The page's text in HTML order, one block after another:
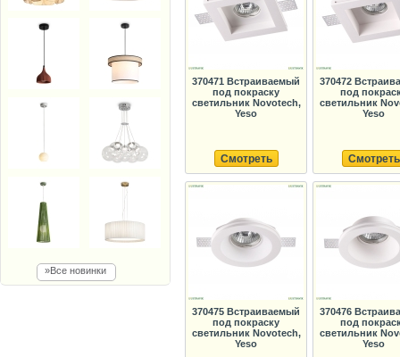
»Все новинки
370471 Встраиваемый
под покраску
светильник Novotech,
Yeso
Смотреть
370472
под
светильник
Yeso
Смотреть
370475 Встраиваемый
под покраску
светильник Novotech,
Yeso
370476
под
светильник
Yeso